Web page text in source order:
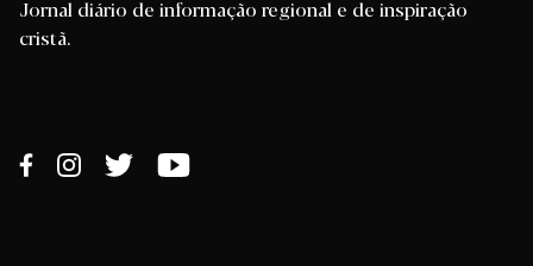
Jornal diário de informação regional e de inspiração
cristã.